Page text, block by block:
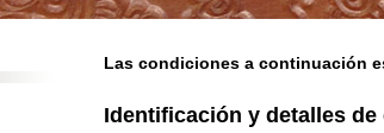
Las condiciones a continuación
Identificación y detalles